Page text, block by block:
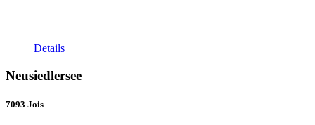
Details
Neusiedlersee
7093 Jois